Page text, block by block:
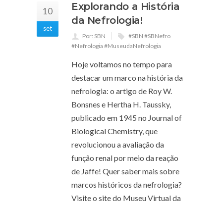
10
set
Explorando a História
da Nefrologia!
Por: SBN
#SBN #SBNefro
#Nefrologia #MuseudaNefrologia
Hoje voltamos no tempo para
destacar um marco na história da
nefrologia: o artigo de Roy W.
Bonsnes e Hertha H. Taussky,
publicado em 1945 no Journal of
Biological Chemistry, que
revolucionou a avaliação da
função renal por meio da reação
de Jaffe! Quer saber mais sobre
marcos históricos da nefrologia?
Visite o site do Museu Virtual da